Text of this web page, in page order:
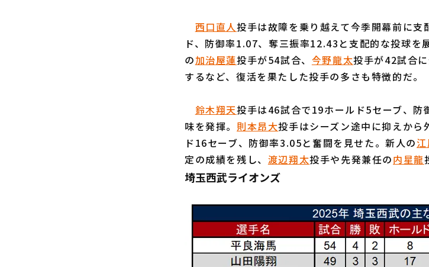
西口直人投手は故障を乗り越えて今季開幕前に
ド、防御率1.07、奪三振率12.43と支配的な投球を
の加治屋蓮投手が54試合、 今野龍太投手が42試合
するなど、復活を果たした投手の多さも特徴的だ。
鈴木翔天投手は46試合で19ホールド5セーブ、
味を発揮。 則本昂大投手はシーズン途中に抑えか
ド16セーブ、防御率3.05と奮闘を見せた。新人の
定の成績を残し、 渡辺翔太投手や先発兼任の内星龍
埼玉西武ライオンズ